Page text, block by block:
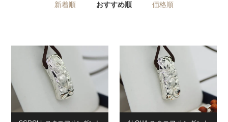
新着順 おすすめ順 価格順